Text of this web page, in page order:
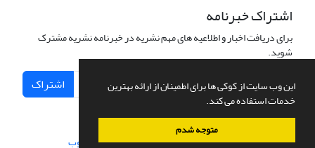
این وب سایت از کوکی ها برای اطمینان از ارائه بهترین
خدمات استفاده می کند.
متوجه شدم
اشتراک خبرنامه
برای دریافت اخبار و اطلاعیه های مهم نشریه در خبرنامه نشریه مشترک
شوید.
اشتراک
سامانه مدیریت نشریات علمی.طراحی و پیاده سازی از سیناوب